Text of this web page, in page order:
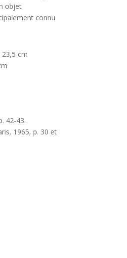
objet
connu
cm
42-43.
1965, p. 30 et